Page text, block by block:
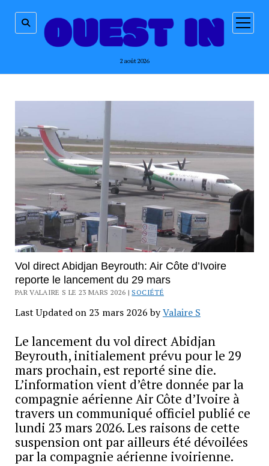
2 août 2026
ouvrir
menu
Vol direct Abidjan Beyrouth: Air Côte d’Ivoire
reporte le lancement du 29 mars
PAR VALAIRE S LE 23 MARS 2026 | SOCIÉTÉ
Last Updated on 23 mars 2026 byValaire S
Le lancement du vol direct Abidjan
Beyrouth, initialement prévu pour le 29
mars prochain, est reporté sine die.
L’information vient d’être donnée par la
compagnie aérienne Air Côte d’Ivoire à
travers un communiqué officiel publié ce
lundi 23 mars 2026. Les raisons de cette
suspension ont par ailleurs été dévoilées
par la compagnie aérienne ivoirienne.